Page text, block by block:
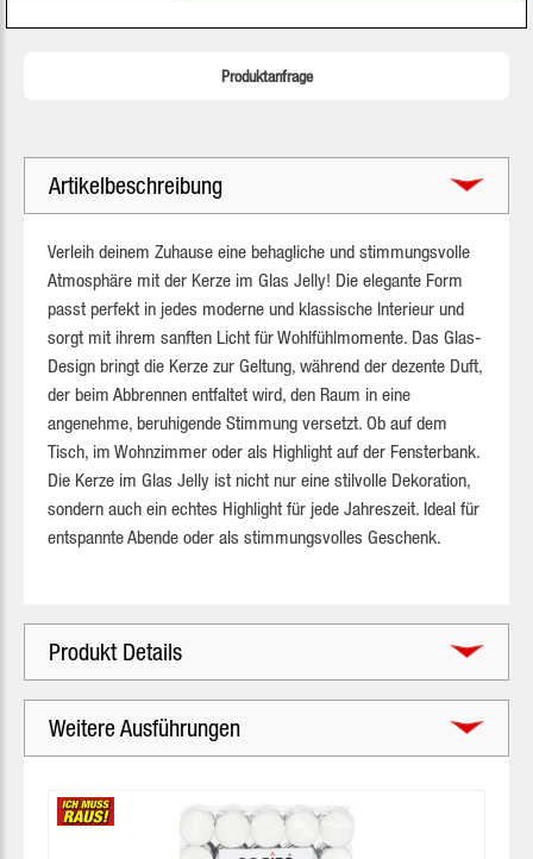
Produktanfrage
Artikelbeschreibung
Verleih deinem Zuhause eine behagliche und stimmungsvolle
Atmosphäre mit der Kerze im Glas Jelly! Die elegante Form
passt perfekt in jedes moderne und klassische Interieur und
sorgt mit ihrem sanften Licht für Wohlfühlmomente. Das Glas-
Design bringt die Kerze zur Geltung, während der dezente Duft,
der beim Abbrennen entfaltet wird, den Raum in eine
angenehme, beruhigende Stimmung versetzt. Ob auf dem
Tisch, im Wohnzimmer oder als Highlight auf der Fensterbank.
Die Kerze im Glas Jelly ist nicht nur eine stilvolle Dekoration,
sondern auch ein echtes Highlight für jede Jahreszeit. Ideal für
entspannte Abende oder als stimmungsvolles Geschenk.
Produkt Details
Weitere Ausführungen